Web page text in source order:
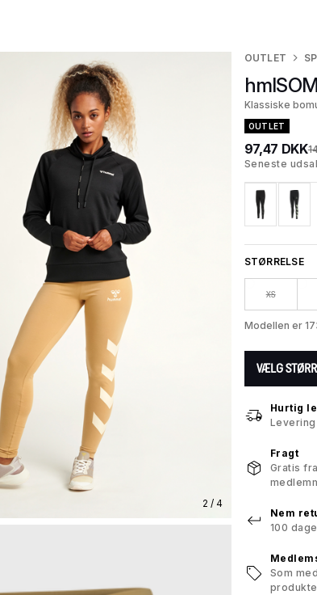
2 / 4
OUTLET
Klassiske
OUTLET
97,47 DKK
Seneste
STØRRELSE
XS
Modellen er
VÆLG
Hurtig
Fragt
Gratis
Nem
100
Som